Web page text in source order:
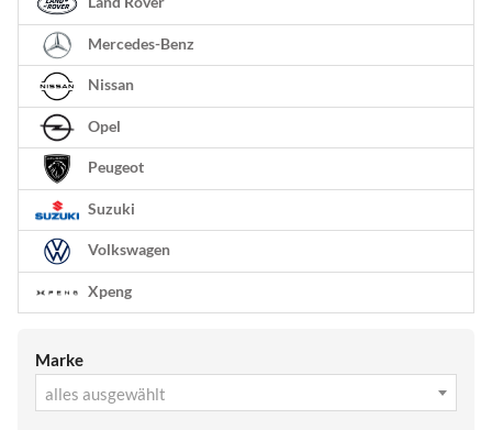
Mercedes-Benz
Nissan
Opel
Peugeot
Suzuki
Volkswagen
Xpeng
Marke
alles ausgewählt